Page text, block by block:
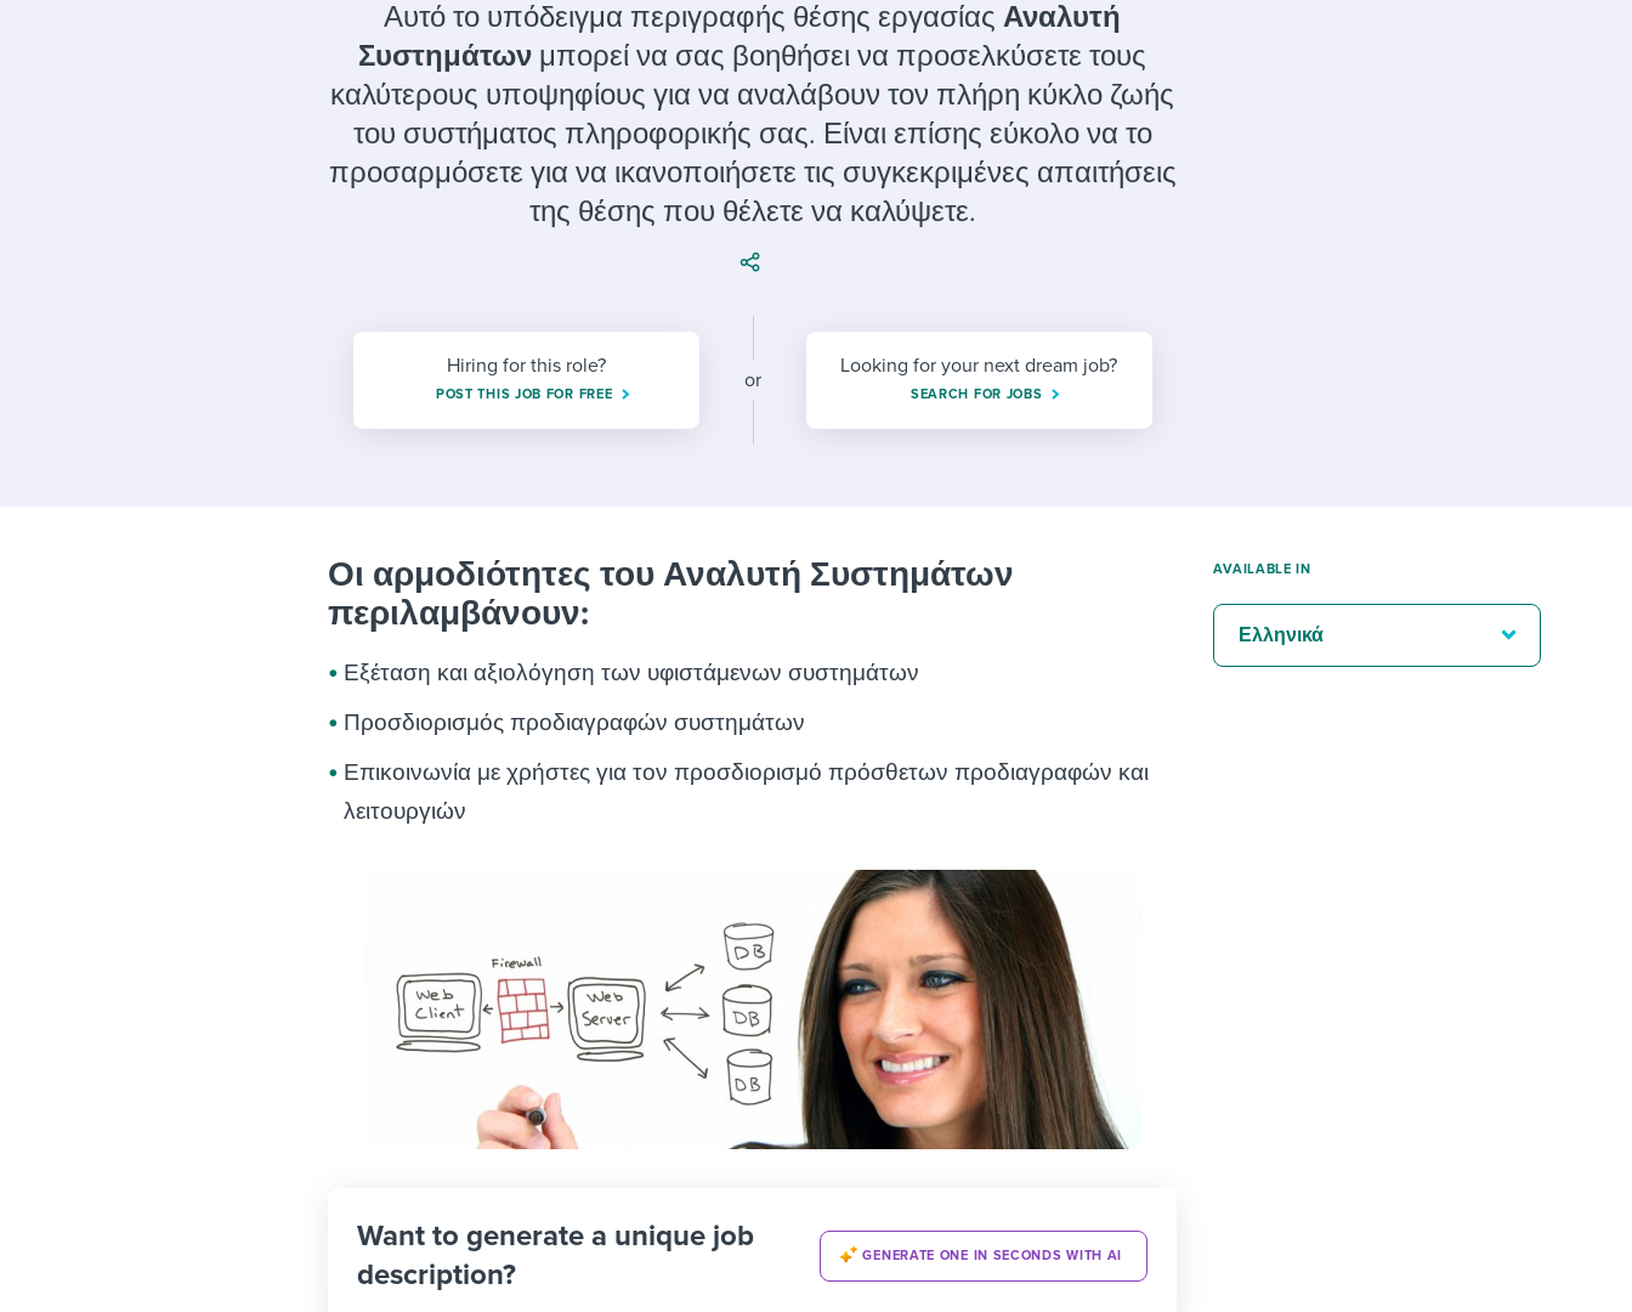
Candidate/employee experiences
Attend webinars & events Workable customer stories
Attend webinars & events Workable customer stories
Attend webinars & events Workable customer stories
Αυτό το υπόδειγμα περιγραφής θέσης εργασίας Αναλυτή
Συστημάτων μπορεί να σας βοηθήσει να προσελκύσετε τους
καλύτερους υποψηφίους για να αναλάβουν τον πλήρη κύκλο ζωής
του συστήματος πληροφορικής σας. Είναι επίσης εύκολο να το
προσαρμόσετε για να ικανοποιήσετε τις συγκεκριμένες απαιτήσεις
της θέσης που θέλετε να καλύψετε.
Hiring for this role?
POST THIS JOB FOR FREE
or
Looking for your next dream job?
SEARCH FOR JOBS
Οι αρμοδιότητες του Αναλυτή Συστημάτων
περιλαμβάνουν:
Εξέταση και αξιολόγηση των υφιστάμενων συστημάτων
Προσδιορισμός προδιαγραφών συστημάτων
Επικοινωνία με χρήστες για τον προσδιορισμό πρόσθετων προδιαγραφών και
λειτουργιών
Want to generate a unique job
description?
GENERATE ONE IN SECONDS WITH AI
AVAILABLE IN
Ελληνικά